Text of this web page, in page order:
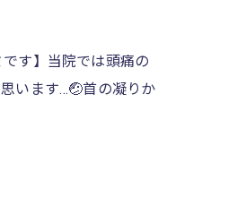
す】当院では頭痛の
います…🤕首の凝りか